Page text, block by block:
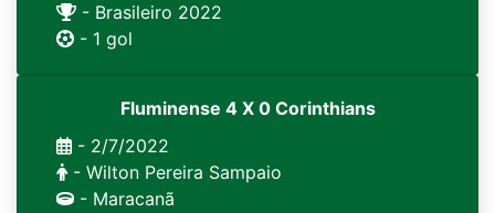
- Brasileiro 2022
- 1 gol
Fluminense 4 X 0 Corinthians
- 2/7/2022
- Wilton Pereira Sampaio
- Maracanã